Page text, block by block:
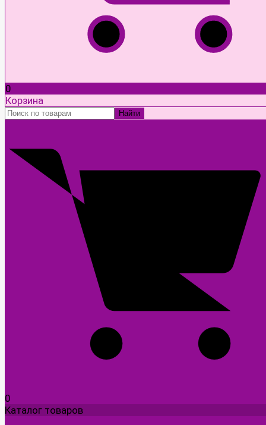
0
Корзина
Найти
0
Каталог товаров